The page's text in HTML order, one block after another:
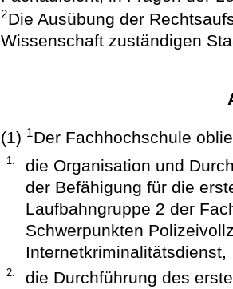
2Die Ausübung der
Wissenschaft zuständigen
(1) 1Der Fachhochschule
1.
die Organisation und
der Befähigung für die
Laufbahngruppe 2 der
Schwerpunkten
Internetkriminalitätsdienst,
2.
die Durchführung des